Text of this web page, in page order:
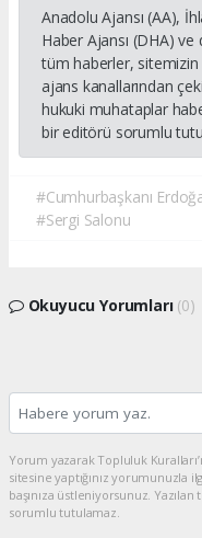
Anadolu Ajansı (AA),
Haber Ajansı (DHA)
tüm haberler,
ajans kanallarından
hukuki muhataplar
bir editörü sorumlu
#Cumhurbaşkanı
#Sergi Salonu
Okuyucu Yorumları (0)
Yorum yazarak Topluluk
sitesine yaptığınız yorumunuzla
başınıza üstleniyorsunuz.
sorumlu tutulamaz.